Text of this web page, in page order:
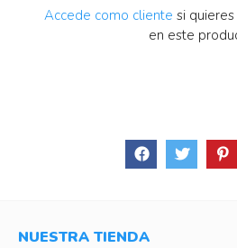
Accede como cliente si
en este
NUESTRA TIENDA